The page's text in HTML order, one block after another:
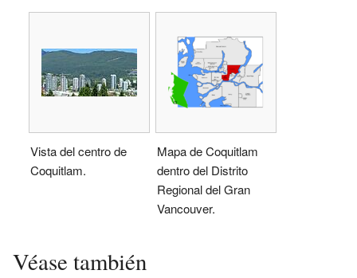
Vista del centro de
Coquitlam.
Mapa de Coquitlam
dentro del Distrito
Regional del Gran
Vancouver.
Véase también